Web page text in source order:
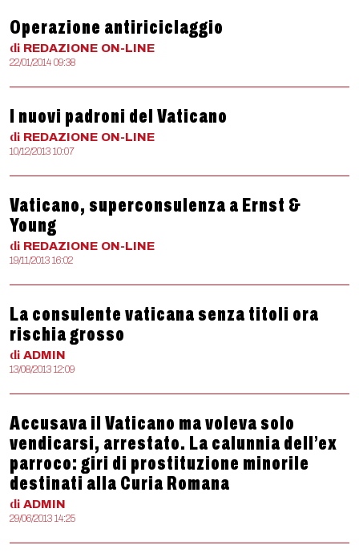
Operazione antiriciclaggio
di REDAZIONE ON-LINE
22/01/2014 09:38
I nuovi padroni del Vaticano
di REDAZIONE ON-LINE
10/12/2013 10:07
Vaticano, superconsulenza a Ernst &
Young
di REDAZIONE ON-LINE
19/11/2013 16:02
La consulente vaticana senza titoli ora
rischia grosso
di ADMIN
13/08/2013 12:09
Accusava il Vaticano ma voleva solo
vendicarsi, arrestato. La calunnia dell’ex
parroco: giri di prostituzione minorile
destinati alla Curia Romana
di ADMIN
29/06/2013 14:25